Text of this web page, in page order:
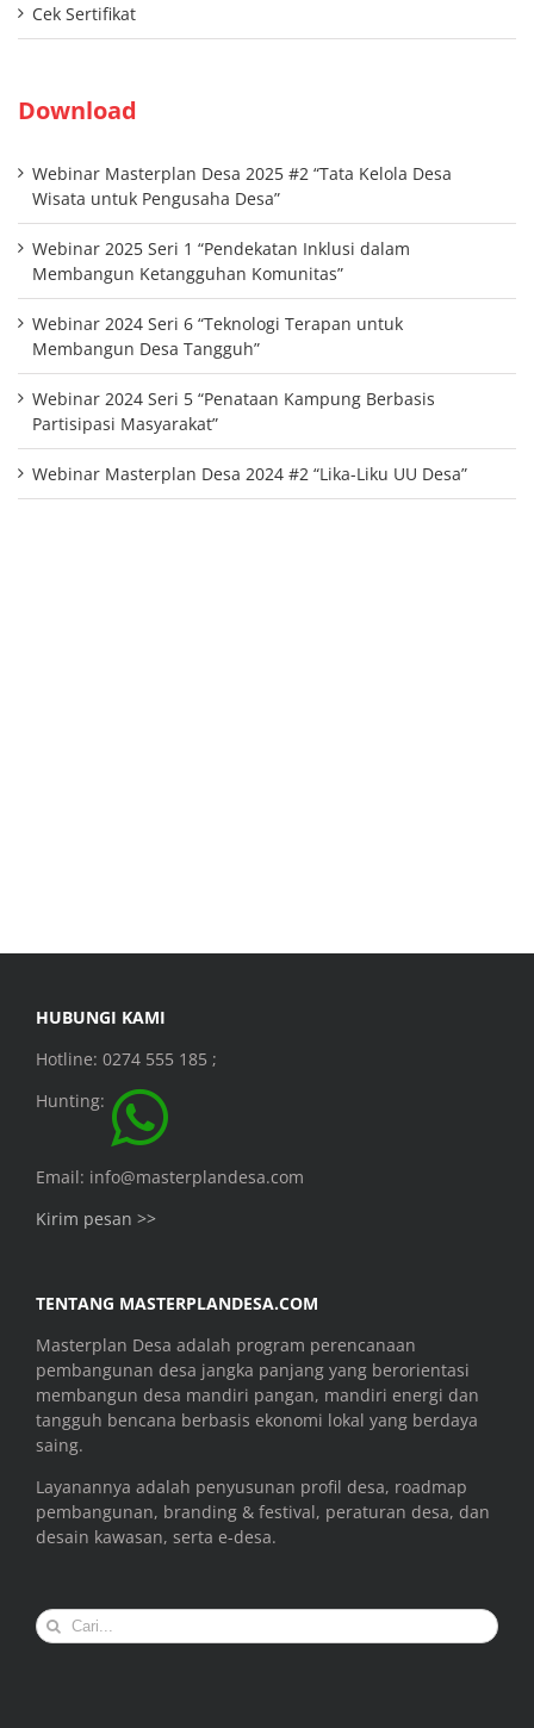
Cek Sertifikat
Download
Webinar Masterplan Desa 2025 #2 “Tata Kelola Desa
Wisata untuk Pengusaha Desa”
Webinar 2025 Seri 1 “Pendekatan Inklusi dalam
Membangun Ketangguhan Komunitas”
Webinar 2024 Seri 6 “Teknologi Terapan untuk
Membangun Desa Tangguh”
Webinar 2024 Seri 5 “Penataan Kampung Berbasis
Partisipasi Masyarakat”
Webinar Masterplan Desa 2024 #2 “Lika-Liku UU Desa”
HUBUNGI KAMI
Hotline: 0274 555 185 ;
Hunting:
Email: info@masterplandesa.com
Kirim pesan >>
TENTANG MASTERPLANDESA.COM
Masterplan Desa adalah program perencanaan
pembangunan desa jangka panjang yang berorientasi
membangun desa mandiri pangan, mandiri energi dan
tangguh bencana berbasis ekonomi lokal yang berdaya
saing.
Layanannya adalah penyusunan profil desa, roadmap
pembangunan, branding & festival, peraturan desa, dan
desain kawasan, serta e-desa.
Search
for: